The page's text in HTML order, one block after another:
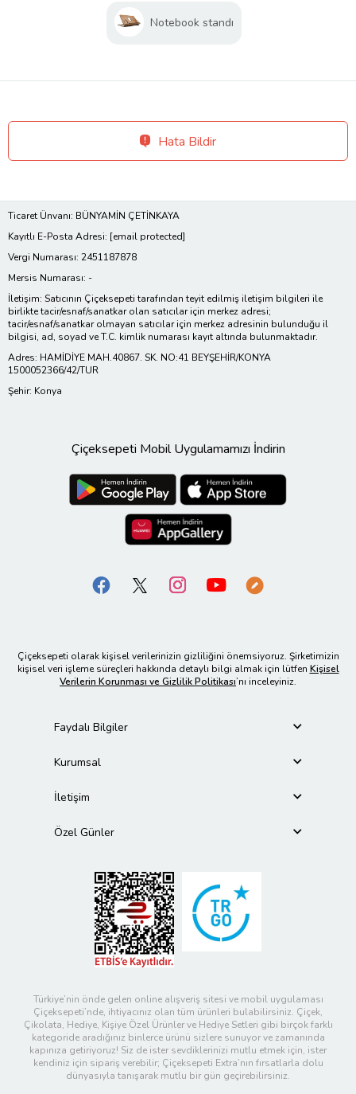
Notebook standı
Hata Bildir
Ticaret Ünvanı: BÜNYAMİN ÇETİNKAYA
Kayıtlı E-Posta Adresi: [email protected]
Vergi Numarası: 2451187878
Mersis Numarası: -
İletişim: Satıcının Çiçeksepeti tarafından teyit edilmiş iletişim bilgileri ile
birlikte tacir/esnaf/sanatkar olan satıcılar için merkez adresi;
tacir/esnaf/sanatkar olmayan satıcılar için merkez adresinin bulunduğu il
bilgisi, ad, soyad ve T.C. kimlik numarası kayıt altında bulunmaktadır.
Adres: HAMİDİYE MAH.40867. SK. NO:41 BEYŞEHİR/KONYA
1500052366/42/TUR
Şehir: Konya
Çiçeksepeti Mobil Uygulamamızı İndirin
Çiçeksepeti olarak kişisel verilerinizin gizliliğini önemsiyoruz. Şirketimizin
kişisel veri işleme süreçleri hakkında detaylı bilgi almak için lütfen Kişisel
Verilerin Korunması ve Gizlilik Politikası’nı inceleyiniz.
Faydalı Bilgiler
Kurumsal
İletişim
Özel Günler
Türkiye’nin önde gelen online alışveriş sitesi ve mobil uygulaması
Çiçeksepeti’nde, ihtiyacınız olan tüm ürünleri bulabilirsiniz. Çiçek,
Çikolata, Hediye, Kişiye Özel Ürünler ve Hediye Setleri gibi birçok farklı
kategoride aradığınız binlerce ürünü sizlere sunuyor ve zamanında
kapınıza getiriyoruz! Siz de ister sevdiklerinizi mutlu etmek için, ister
kendiniz için sipariş verebilir; Çiçeksepeti Extra’nın fırsatlarla dolu
dünyasıyla tanışarak mutlu bir gün geçirebilirsiniz.